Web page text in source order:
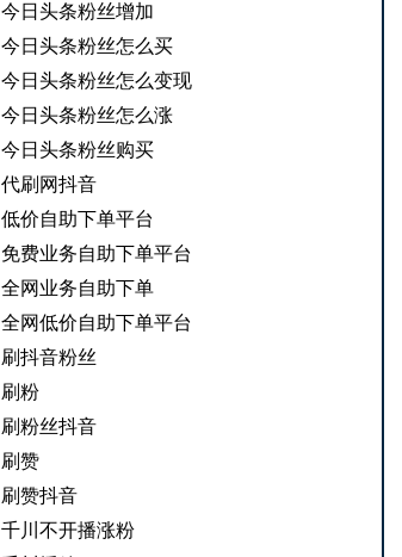
今日头条粉丝增加
今日头条粉丝怎么买
今日头条粉丝怎么变现
今日头条粉丝怎么涨
今日头条粉丝购买
代刷网抖音
低价自助下单平台
免费业务自助下单平台
全网业务自助下单
全网低价自助下单平台
刷抖音粉丝
刷粉
刷粉丝抖音
刷赞
刷赞抖音
千川不开播涨粉